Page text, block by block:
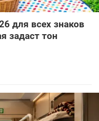
для всех знаков
задаст тон